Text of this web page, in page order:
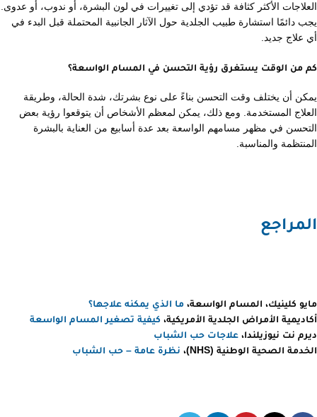
العلاجات الأكثر كثافة قد تؤدي إلى تغييرات في لون البشرة، أو ندوب، أو عدوى.
يجب دائمًا استشارة طبيب الجلدية حول الآثار الجانبية المحتملة قبل البدء في
أي علاج جديد.
كم من الوقت يستغرق رؤية التحسن في المسام الواسعة؟
يمكن أن يختلف وقت التحسن بناءً على نوع بشرتك، شدة الحالة، وطريقة
العلاج المستخدمة. ومع ذلك، يمكن لمعظم الأشخاص أن يتوقعوا رؤية بعض
التحسن في مظهر مسامهم الواسعة بعد عدة أسابيع من العناية بالبشرة
المنتظمة والمناسبة.
المراجع
مايو كلينيك، المسام الواسعة، ما الذي يمكنه علاجها؟
أكاديمية الأمراض الجلدية الأمريكية، كيفية تصغير المسام الواسعة
ديرم نت نيوزيلندا، علاجات حب الشباب
الخدمة الصحية الوطنية (NHS)،
نظرة عامة – حب الشباب